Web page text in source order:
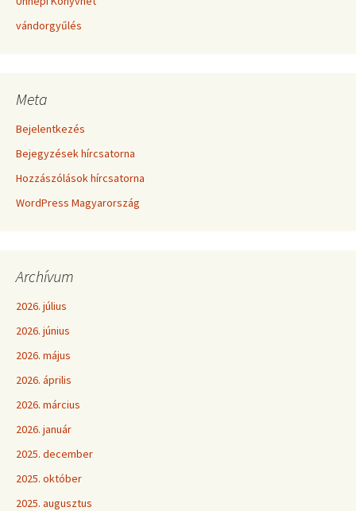
vándorgyűlés
Meta
Bejelentkezés
Bejegyzések hírcsatorna
Hozzászólások hírcsatorna
WordPress Magyarország
Archívum
2026. július
2026. június
2026. május
2026. április
2026. március
2026. január
2025. december
2025. október
2025. augusztus